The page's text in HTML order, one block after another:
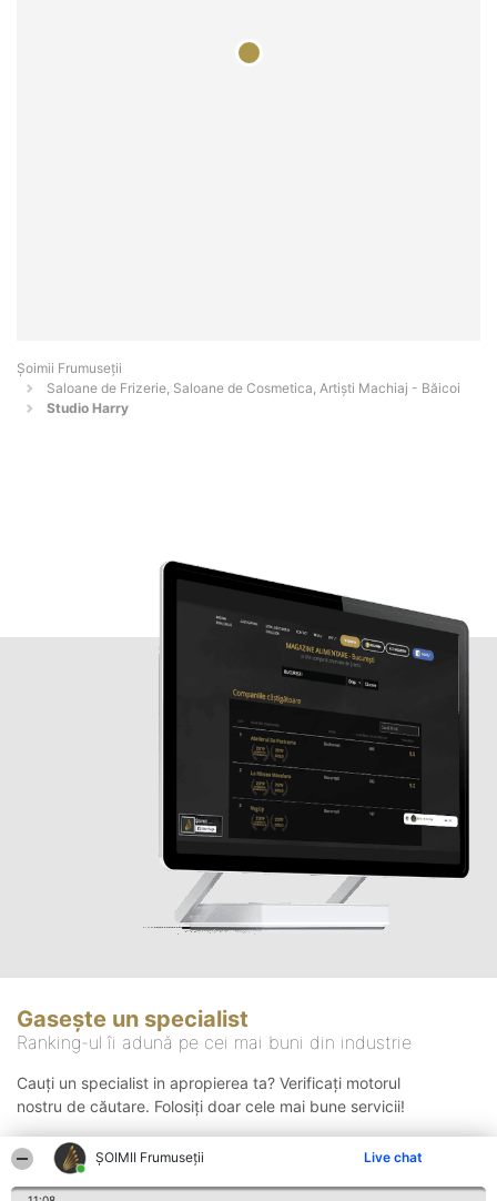
ȘOIMII Frumuseții Live chat
Șoimii Frumuseții
Saloane de Frizerie, Saloane de Cosmetica, Artiști Machiaj - Băicoi
Studio Harry
Gasește un specialist
Ranking-ul îi adună pe cei mai buni din industrie
Cauți un specialist in apropierea ta? Verificați motorul
nostru de căutare. Folosiți doar cele mai bune servicii!